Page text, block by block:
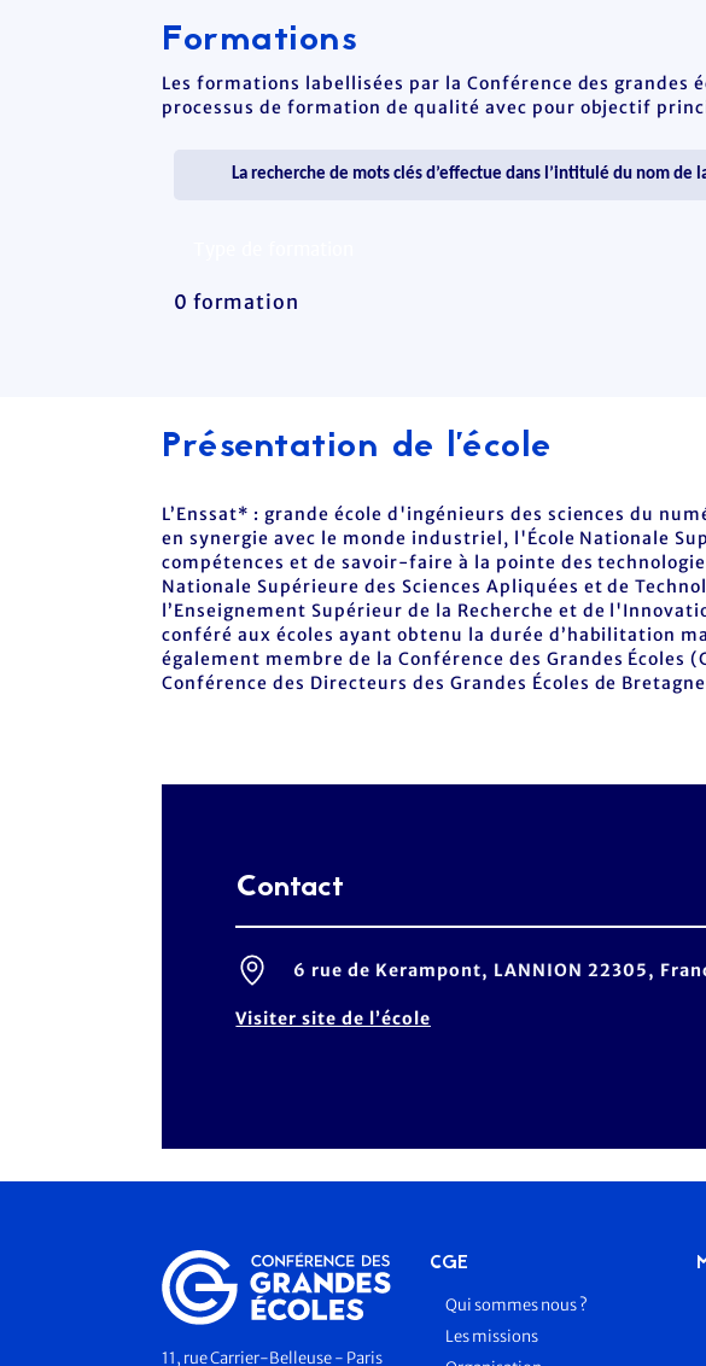
Formations
Les formations labellisées par la Conférence des
processus de formation de qualité avec pour objectif
0 formation
Présentation de l'école
L’Enssat* : grande école d'ingénieurs des sciences du
en synergie avec le monde industriel, l'École Nationale
compétences et de savoir-faire à la pointe des
Nationale Supérieure des Sciences Apliquées et de
l’Enseignement Supérieur de la Recherche et de
conféré aux écoles ayant obtenu la durée d’habilitation
également membre de la Conférence des Grandes Écoles
Conférence des Directeurs des Grandes Écoles de
Contact
6 rue de Kerampont, LANNION 22305,
Visiter site de l’école
11, rue Carrier-Belleuse - Paris
CGE
Qui sommes nous ?
Les missions